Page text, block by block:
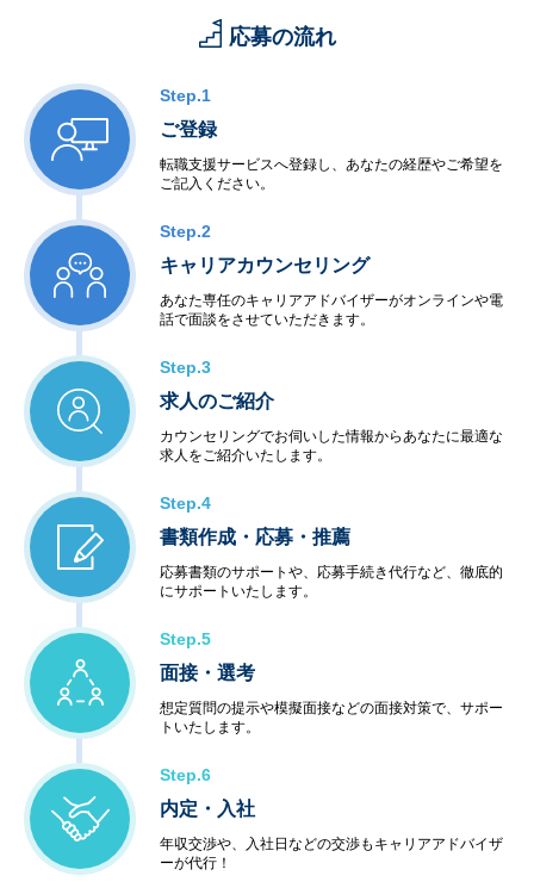
応募の流れ
Step.1
ご登録
転職支援サービスへ登録し、あなたの経歴やご希望を
ご記入ください。
Step.2
キャリアカウンセリング
あなた専任のキャリアアドバイザーがオンラインや電
話で面談をさせていただきます。
Step.3
求人のご紹介
カウンセリングでお伺いした情報からあなたに最適な
求人をご紹介いたします。
Step.4
書類作成・応募・推薦
応募書類のサポートや、応募手続き代行など、徹底的
にサポートいたします。
Step.5
面接・選考
想定質問の提示や模擬面接などの面接対策で、サポー
トいたします。
Step.6
内定・入社
年収交渉や、入社日などの交渉もキャリアアドバイザ
ーが代行！